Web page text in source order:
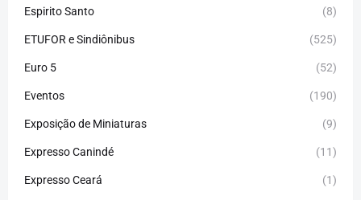
Espirito Santo (8)
ETUFOR e Sindiônibus (525)
Euro 5 (52)
Eventos (190)
Exposição de Miniaturas (9)
Expresso Canindé (11)
Expresso Ceará (1)